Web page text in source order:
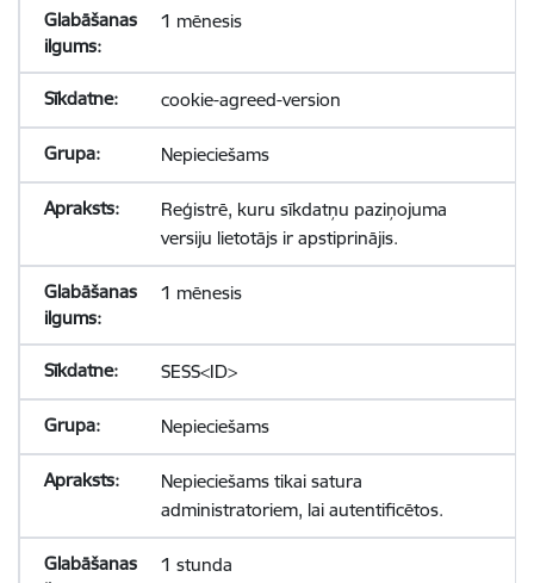
1 mēnesis
cookie-agreed-version
Nepieciešams
Reģistrē, kuru sīkdatņu paziņojuma
versiju lietotājs ir apstiprinājis.
1 mēnesis
SESS<ID>
Nepieciešams
Nepieciešams tikai satura
administratoriem, lai autentificētos.
1 stunda